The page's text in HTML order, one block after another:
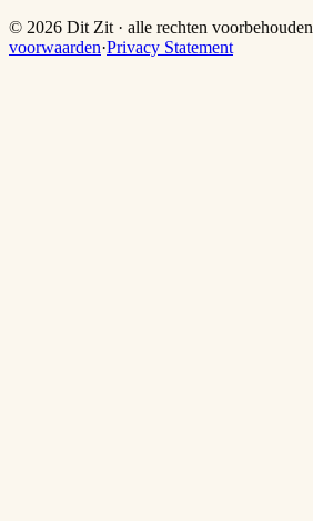
© 2026 Dit Zit · alle rechten voorbehouden
voorwaarden·Privacy Statement